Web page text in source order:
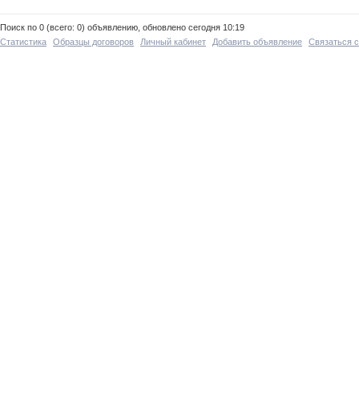
Поиск по 0 (всего: 0) объявлению, обновлено сегодня 10:19
Статистика
Образцы договоров Личный кабинет Добавить объявление Связаться